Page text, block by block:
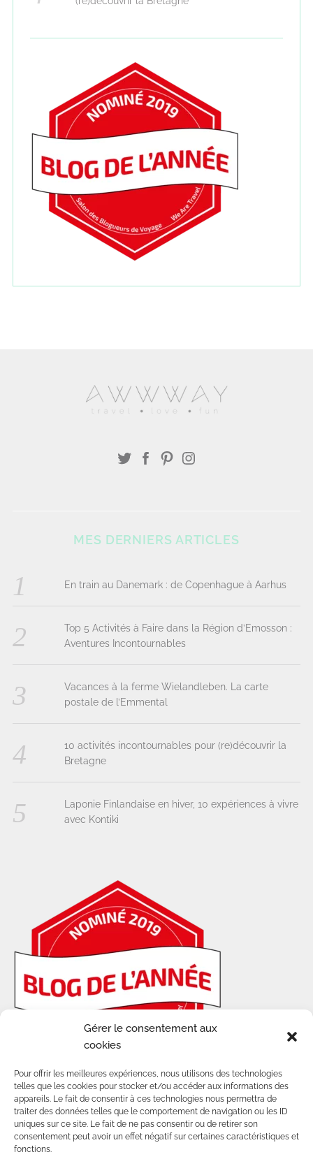
Gérer le consentement aux
cookies
Pour offrir les meilleures expériences, nous utilisons des technologies
telles que les cookies pour stocker et/ou accéder aux informations des
appareils. Le fait de consentir à ces technologies nous permettra de
traiter des données telles que le comportement de navigation ou les ID
uniques sur ce site. Le fait de ne pas consentir ou de retirer son
consentement peut avoir un effet négatif sur certaines caractéristiques et
fonctions.
MES DERNIERS ARTICLES
En train au Danemark : de Copenhague à Aarhus
Top 5 Activités à Faire dans la Région d’Emosson :
Aventures Incontournables
Vacances à la ferme Wielandleben. La carte
postale de l’Emmental
10 activités incontournables pour (re)découvrir la
Bretagne
Laponie Finlandaise en hiver, 10 expériences à vivre
avec Kontiki
© 2014-2025 - TOUS DROITS RÉSERVÉS SUR